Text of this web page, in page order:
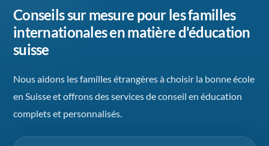
Conseils sur mesure pour les familles
internationales en matière d'éducation
suisse
Nous aidons les familles étrangères à choisir la bonne école
en Suisse et offrons des services de conseil en éducation
complets et personnalisés.